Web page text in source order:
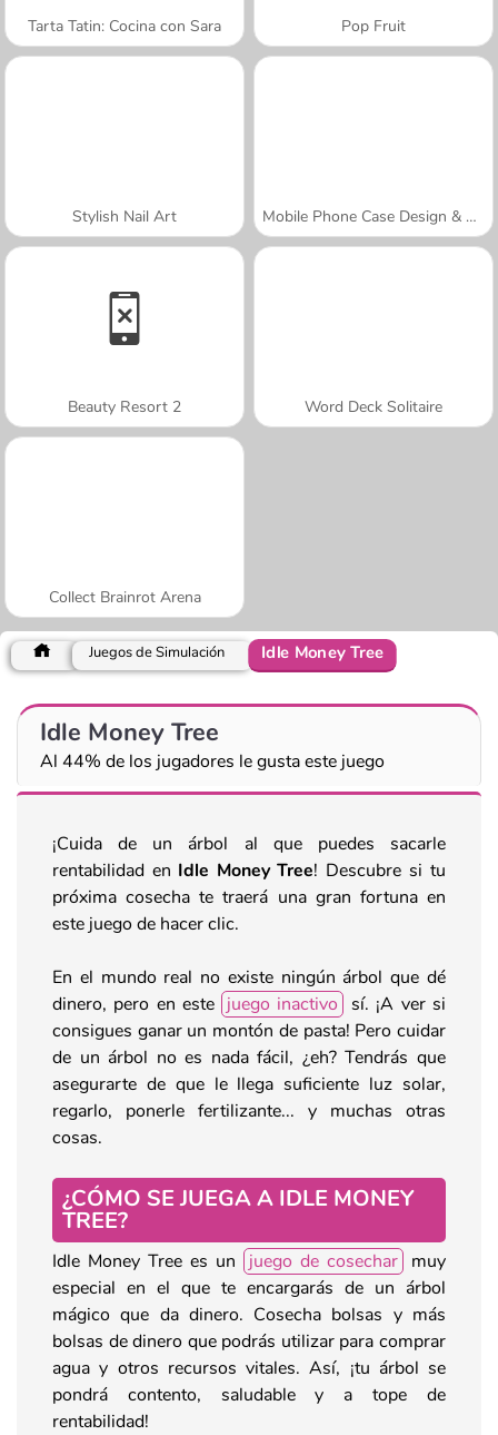
Tarta Tatin: Cocina con Sara Pop Fruit
Stylish Nail Art Mobile Phone Case Design & DIY
Beauty Resort 2 Word Deck Solitaire
Collect Brainrot Arena
Juegos de Simulación Idle Money Tree
Idle Money Tree
Al 44% de los jugadores le gusta este juego
¡Cuida de un árbol al que puedes sacarle
rentabilidad en Idle Money Tree! Descubre si tu
próxima cosecha te traerá una gran fortuna en
este juego de hacer clic.
En el mundo real no existe ningún árbol que dé
dinero, pero en este juego inactivo sí. ¡A ver si
consigues ganar un montón de pasta! Pero cuidar
de un árbol no es nada fácil, ¿eh? Tendrás que
asegurarte de que le llega suficiente luz solar,
regarlo, ponerle fertilizante... y muchas otras
cosas.
¿CÓMO SE JUEGA A IDLE MONEY
TREE?
Idle Money Tree es un juego de cosechar muy
especial en el que te encargarás de un árbol
mágico que da dinero. Cosecha bolsas y más
bolsas de dinero que podrás utilizar para comprar
agua y otros recursos vitales. Así, ¡tu árbol se
pondrá contento, saludable y a tope de
rentabilidad!